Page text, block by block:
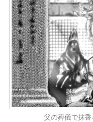
父の葬儀で抹香